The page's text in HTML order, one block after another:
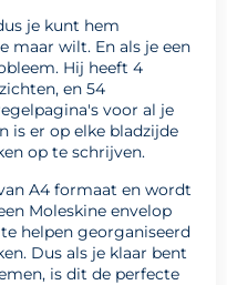
je kunt hem
maar wilt. En als je een
Hij heeft 4
en 54
voor al je
is er op elke bladzijde
op te schrijven.
A4 formaat en wordt
Moleskine envelop
helpen georganiseerd
Dus als je klaar bent
is dit de perfecte